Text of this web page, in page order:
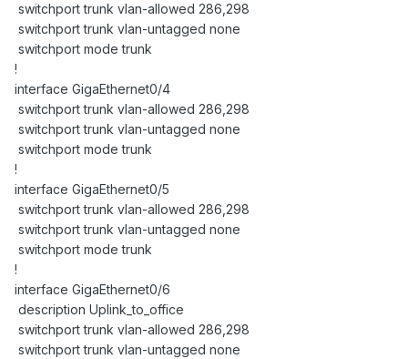
switchport trunk vlan-allowed 286,298
switchport trunk vlan-untagged none
switchport mode trunk
!
interface GigaEthernet0/4
switchport trunk vlan-allowed 286,298
switchport trunk vlan-untagged none
switchport mode trunk
!
interface GigaEthernet0/5
switchport trunk vlan-allowed 286,298
switchport trunk vlan-untagged none
switchport mode trunk
!
interface GigaEthernet0/6
description Uplink_to_office
switchport trunk vlan-allowed 286,298
switchport trunk vlan-untagged none